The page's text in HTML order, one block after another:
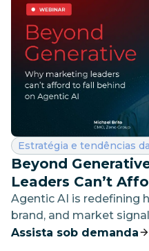
Categoria:
Estratégia e tendências
Beyond
Leaders Can’t
Agentic AI
Agentic AI is redefining
brand, and market
Learn how from the
Assista sob demanda